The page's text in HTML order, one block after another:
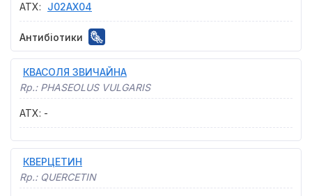
АТХ: J02AX04
Антибіотики
КВАСОЛЯ ЗВИЧАЙНА
Rp.: PHASEOLUS VULGARIS
АТХ: -
КВЕРЦЕТИН
Rp.: QUERCETIN